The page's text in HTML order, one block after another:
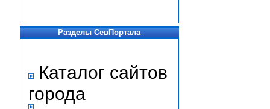
Разделы СевПортала
Каталог сайтов
города